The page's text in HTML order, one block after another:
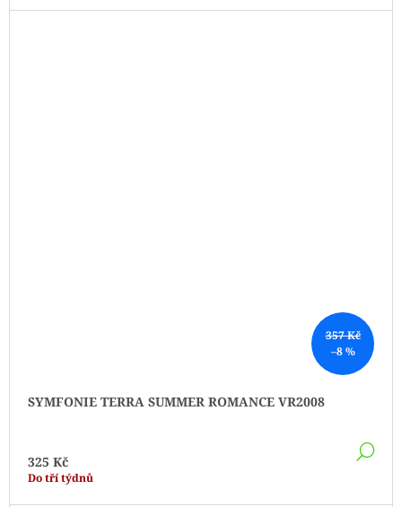
357 Kč
–8 %
SYMFONIE TERRA SUMMER ROMANCE VR2008
325 Kč
Do tří týdnů